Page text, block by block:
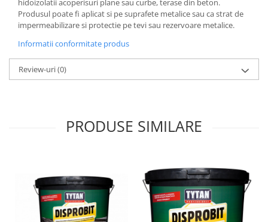
hidoizolatii acoperisuri plane sau curbe, terase din beton.
Produsul poate fi aplicat si pe suprafete metalice sau ca strat de
impermeabilizare si protectie pe tevi sau rezervoare metalice.
Informatii conformitate produs
Review-uri(0)
PRODUSE SIMILARE